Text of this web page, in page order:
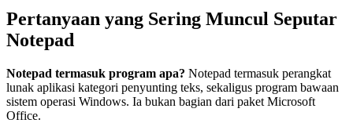
Pertanyaan yang Sering Muncul Seputar
Notepad
Notepad termasuk program apa? Notepad termasuk perangkat
lunak aplikasi kategori penyunting teks, sekaligus program bawaan
sistem operasi Windows. Ia bukan bagian dari paket Microsoft
Office.